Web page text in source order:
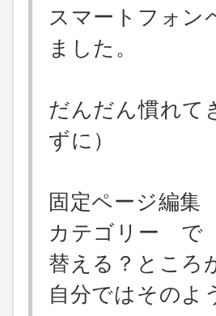
スマートフォン
ました。
だんだん慣れて
ずに）
固定ページ編
カテゴリー
替える？ところ
自分ではそのよ